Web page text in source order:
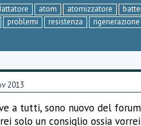
atom atomizzatore
problemi resistenza rigenerazione
2013
a tutti, sono nuovo del
solo un consiglio ossia